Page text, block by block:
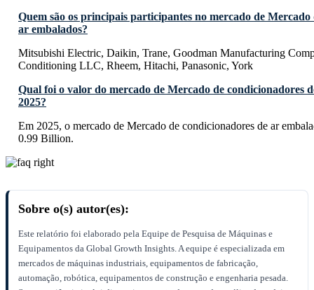
Quem são os principais participantes no mercado de Mercado
ar embalados?
Mitsubishi Electric, Daikin, Trane, Goodman Manufacturing
Conditioning LLC, Rheem, Hitachi, Panasonic, York
Qual foi o valor do mercado de Mercado de condicionadores
2025?
Em 2025, o mercado de Mercado de condicionadores de ar
0.99 Billion.
Sobre o(s) autor(es):
Este relatório foi elaborado pela Equipe de Pesquisa de Máquinas e
Equipamentos da Global Growth Insights. A equipe é especializada em
mercados de máquinas industriais, equipamentos de fabricação,
automação, robótica, equipamentos de construção e engenharia pesada.